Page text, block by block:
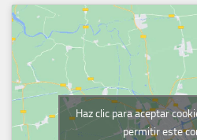
Haz clic para aceptar
permitir este